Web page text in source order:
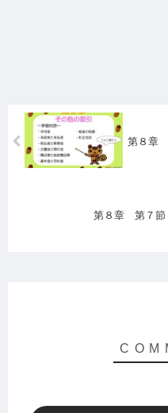
第８章
第８章 第７